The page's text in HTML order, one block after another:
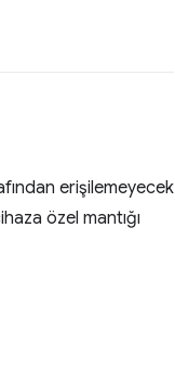
erişilemeyecek
özel mantığı